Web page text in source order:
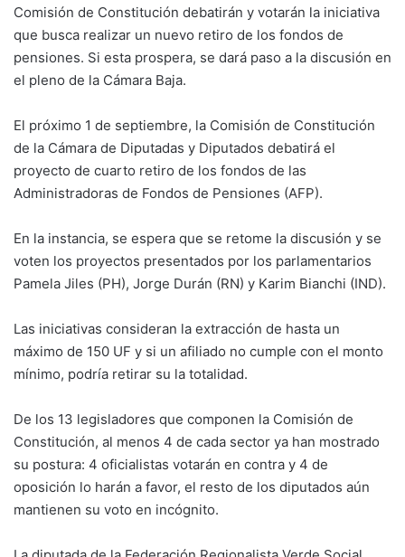
Comisión de Constitución debatirán y votarán la iniciativa
que busca realizar un nuevo retiro de los fondos de
pensiones. Si esta prospera, se dará paso a la discusión en
el pleno de la Cámara Baja.
El próximo 1 de septiembre, la Comisión de Constitución
de la Cámara de Diputadas y Diputados debatirá el
proyecto de cuarto retiro de los fondos de las
Administradoras de Fondos de Pensiones (AFP).
En la instancia, se espera que se retome la discusión y se
voten los proyectos presentados por los parlamentarios
Pamela Jiles (PH), Jorge Durán (RN) y Karim Bianchi (IND).
Las iniciativas consideran la extracción de hasta un
máximo de 150 UF y si un afiliado no cumple con el monto
mínimo, podría retirar su la totalidad.
De los 13 legisladores que componen la Comisión de
Constitución, al menos 4 de cada sector ya han mostrado
su postura: 4 oficialistas votarán en contra y 4 de
oposición lo harán a favor, el resto de los diputados aún
mantienen su voto en incógnito.